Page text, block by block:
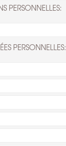
PERSONNELLES:
PERSONNELLES: